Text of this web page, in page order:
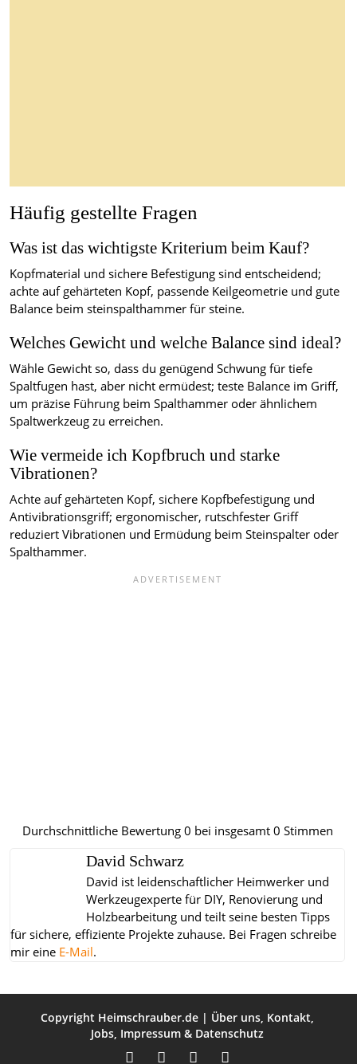
Häufig gestellte Fragen
Was ist das wichtigste Kriterium beim Kauf?
Kopfmaterial und sichere Befestigung sind entscheidend;
achte auf gehärteten Kopf, passende Keilgeometrie und gute
Balance beim steinspalthammer für steine.
Welches Gewicht und welche Balance sind ideal?
Wähle Gewicht so, dass du genügend Schwung für tiefe
Spaltfugen hast, aber nicht ermüdest; teste Balance im Griff,
um präzise Führung beim Spalthammer oder ähnlichem
Spaltwerkzeug zu erreichen.
Wie vermeide ich Kopfbruch und starke
Vibrationen?
Achte auf gehärteten Kopf, sichere Kopfbefestigung und
Antivibrationsgriff; ergonomischer, rutschfester Griff
reduziert Vibrationen und Ermüdung beim Steinspalter oder
Spalthammer.
Durchschnittliche Bewertung0 bei insgesamt0 Stimmen
David Schwarz
David ist leidenschaftlicher Heimwerker und
Werkzeugexperte für DIY, Renovierung und
Holzbearbeitung und teilt seine besten Tipps
für sichere, effiziente Projekte zuhause. Bei Fragen schreibe
mir eine E-Mail.
Copyright Heimschrauber.de | Über uns, Kontakt,
Jobs, Impressum & Datenschutz